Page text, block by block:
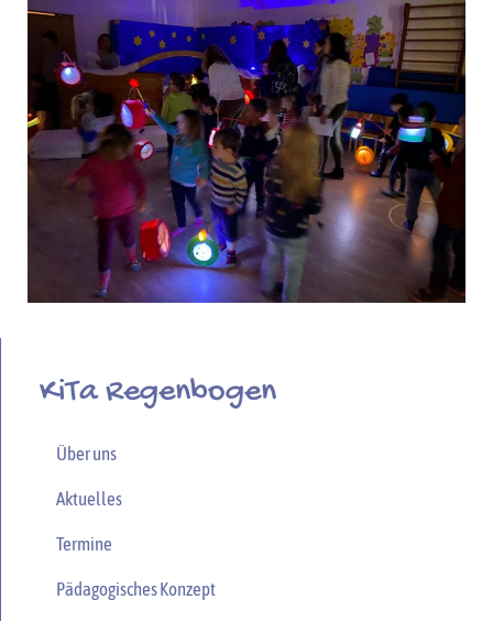
KiTa Regenbogen
Über uns
Aktuelles
Termine
Pädagogisches Konzept